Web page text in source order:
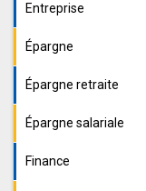
Entreprise
Épargne
Épargne retraite
Épargne salariale
Finance